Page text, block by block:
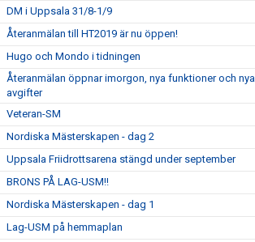
DM i Uppsala 31/8-1/9
Återanmälan till HT2019 är nu öppen!
Hugo och Mondo i tidningen
Återanmälan öppnar imorgon, nya funktioner och nya
avgifter
Veteran-SM
Nordiska Mästerskapen - dag 2
Uppsala Friidrottsarena stängd under september
BRONS PÅ LAG-USM!!
Nordiska Mästerskapen - dag 1
Lag-USM på hemmaplan